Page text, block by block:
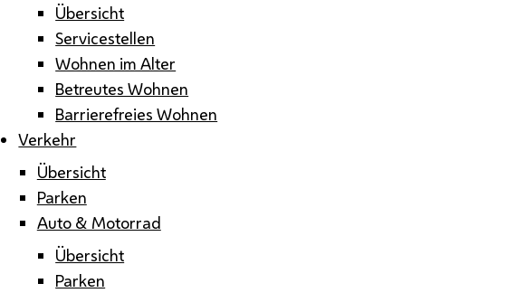
Übersicht
Servicestellen
Wohnen im Alter
Betreutes Wohnen
Barrierefreies Wohnen
Verkehr
Übersicht
Parken
Auto & Motorrad
Übersicht
Parken